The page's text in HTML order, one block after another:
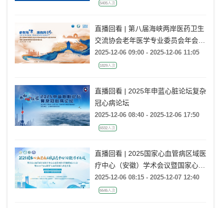
5405人次
直播回看 | 第八届海峡两岸医药卫生
交流协会老年医学专业委员会年会暨
第九届海峡两岸老年医学高峰论坛
2025-12-06 09:00 - 2025-12-06 11:05
1829人次
直播回看 | 2025年申蓝心脏论坛复杂
冠心病论坛
2025-12-06 08:40 - 2025-12-06 17:50
6532人次
直播回看 | 2025国家心血管病区域医
疗中心（安徽）学术会议暨国家心血
管病区域医疗中心心血管内科专科联
盟成立大会暨2025‘安心讲堂’心血管
2025-12-06 08:15 - 2025-12-07 12:40
6646人次